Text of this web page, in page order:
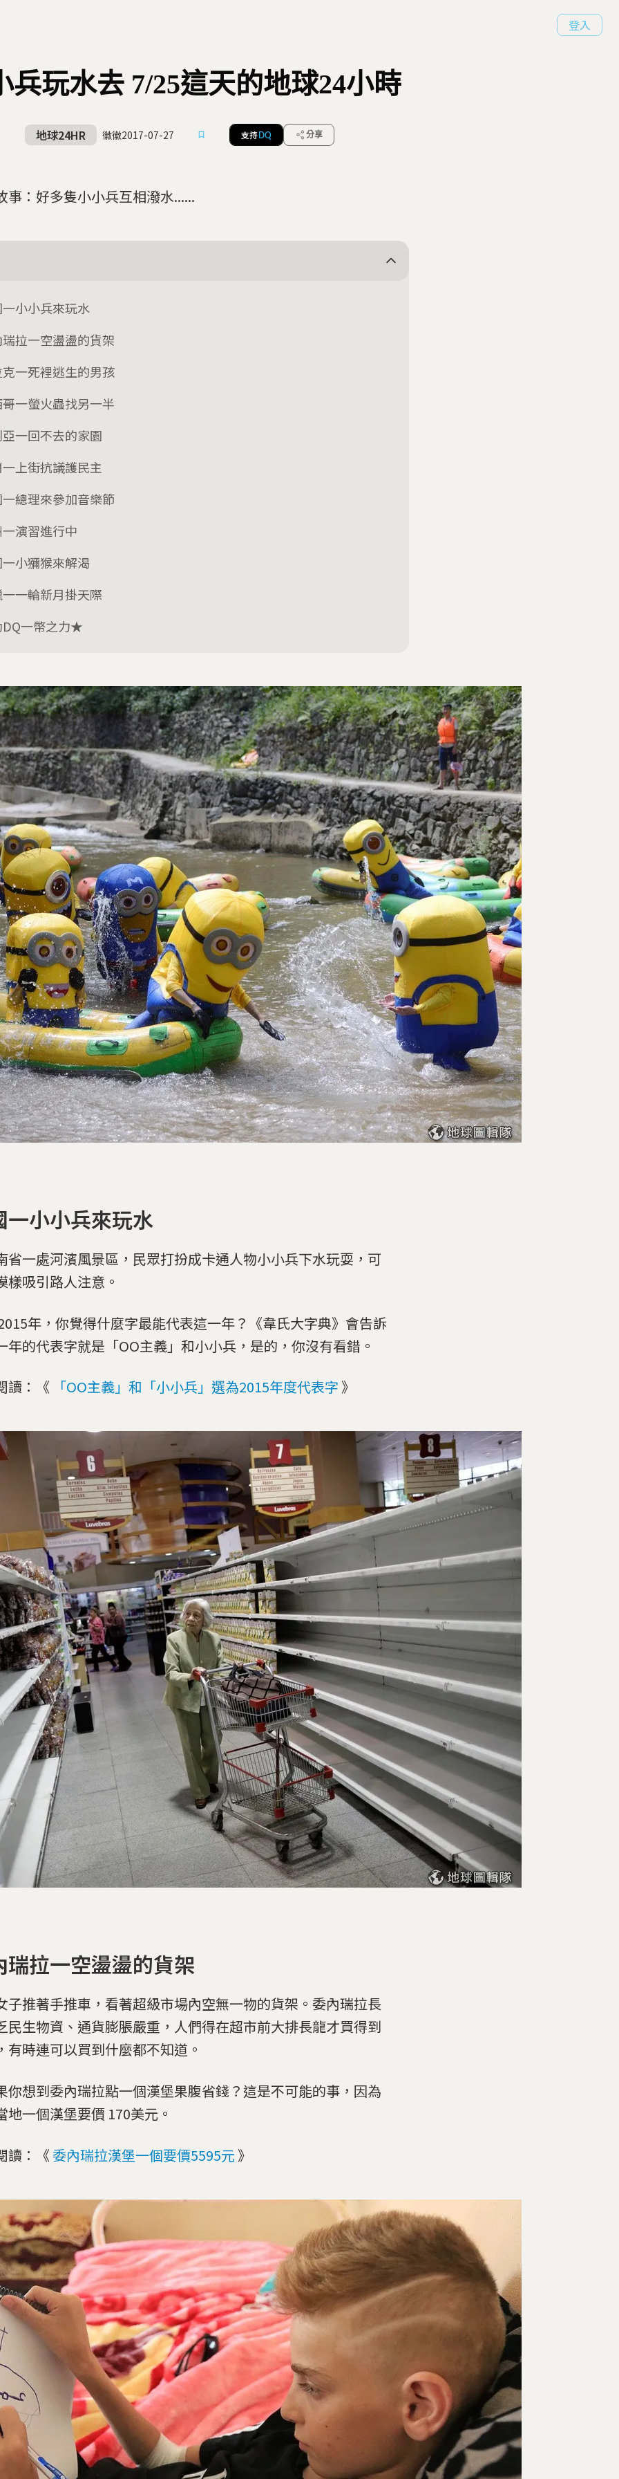
登入
兵玩水去 7/25這天的地球24小時
地球24HR 徽徽2017-07-27 支持 DQ 分享
事：好多隻小小兵互相潑水......
小小兵來玩水
拉一空盪盪的貨架
一死裡逃生的男孩
一螢火蟲找另一半
一回不去的家園
上街抗議護民主
總理來參加音樂節
演習進行中
小獼猴來解渴
一輪新月掛天際
一幣之力★
一小小兵來玩水
省一處河濱風景區，民眾打扮成卡通人物小小兵下水玩耍，可
樣吸引路人注意。
年，你覺得什麼字最能代表這一年？《韋氏大字典》會告訴
年的代表字就是「OO主義」和小小兵，是的，你沒有看錯。
讀：《 「OO主義」和「小小兵」選為2015年度代表字 》
瑞拉一空盪盪的貨架
子推著手推車，看著超級市場內空無一物的貨架。委內瑞拉長
民生物資、通貨膨脹嚴重，人們得在超市前大排長龍才買得到
有時連可以買到什麼都不知道。
你想到委內瑞拉點一個漢堡果腹省錢？這是不可能的事，因為
地一個漢堡要價 170美元。
讀：《 委內瑞拉漢堡一個要價5595元 》